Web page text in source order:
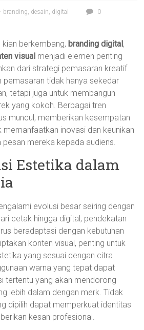
branding, desain, digital
0
berkembang, branding digital,
visual menjadi elemen penting
dari strategi pemasaran kreatif.
pemasaran tidak hanya sekedar
tetapi juga untuk membangun
yang kokoh. Berbagai tren
muncul, memberikan kesempatan
memanfaatkan inovasi dan keunikan
mereka kepada audiens.
Estetika dalam
evolusi besar seiring dengan
cetak hingga digital, pendekatan
beradaptasi dengan kebutuhan
konten visual, penting untuk
yang sesuai dengan citra
warna yang tepat dapat
tertentu yang akan mendorong
lebih dalam dengan merk. Tidak
dipilih dapat memperkuat identitas
kesan profesional.